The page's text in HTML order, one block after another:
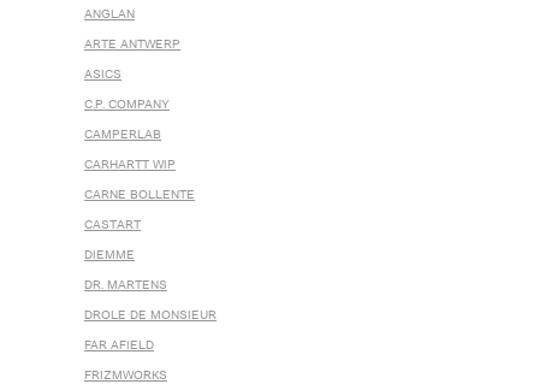
ANGLAN
ARTE ANTWERP
ASICS
C.P. COMPANY
CAMPERLAB
CARHARTT WIP
CARNE BOLLENTE
CASTART
DIEMME
DR. MARTENS
DROLE DE MONSIEUR
FAR AFIELD
FRIZMWORKS